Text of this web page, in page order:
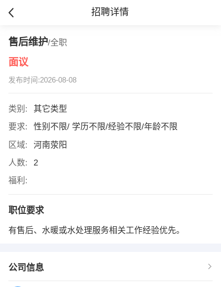
招聘详情
售后维护/全职
面议
发布时间:2026-08-08
类别:
其它类型
要求:
性别不限/ 学历不限/经验不限/年龄不限
区域:
河南荥阳
人数:
2
福利:
职位要求
有售后、水暖或水处理服务相关工作经验优先。
公司信息